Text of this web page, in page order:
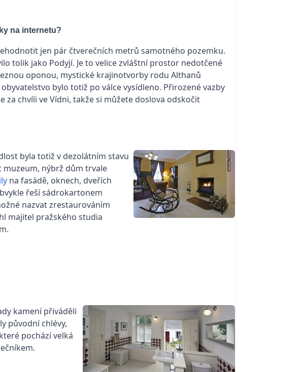
na internetu?
jen pár čtverečních metrů samotného pozemku.
tolik jako Podyjí. Je to velice zvláštní prostor nedotčené
oponou, mystické krajinotvorby rodu Althanů
bylo totiž po válce vysídleno. Přirozené vazby
za chvíli ve Vídni, takže si můžete doslova odskočit
byla totiž v dezolátním stavu
nýbrž dům trvale
na fasádě, oknech, dveřích
řeší sádrokartonem
nazvat zrestaurováním
majitel pražského studia
kamení přiváděli
původní chlévy,
pochází velká